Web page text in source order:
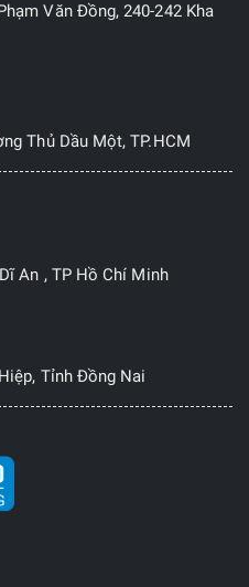
Văn Đồng, 240-242 Kha
Thủ Dầu Một, TP.HCM
An , TP Hồ Chí Minh
Tỉnh Đồng Nai